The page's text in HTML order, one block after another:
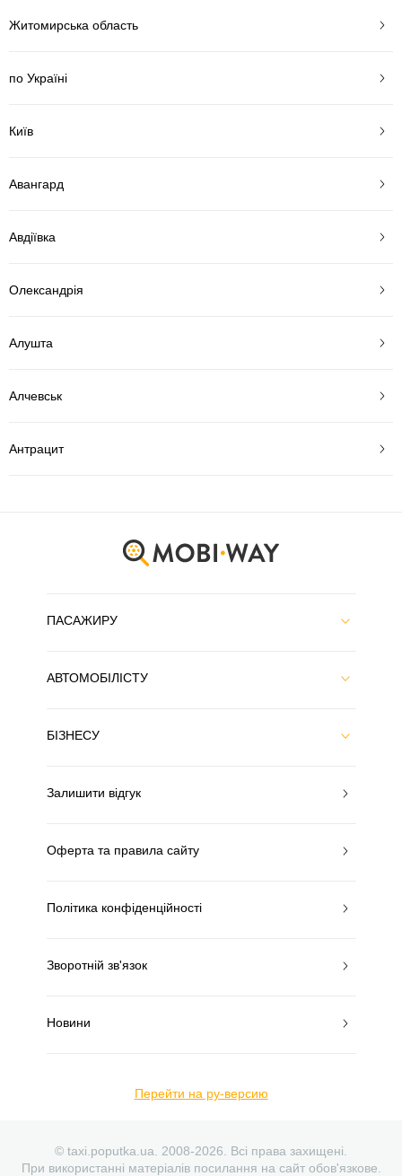
Житомирська область
по Україні
Київ
Авангард
Авдіївка
Олександрія
Алушта
Алчевськ
Антрацит
ПАСАЖИРУ
АВТОМОБІЛІСТУ
БІЗНЕСУ
Залишити відгук
Оферта та правила сайту
Політика конфіденційності
Зворотній зв'язок
Новини
Перейти на ру-версию
© taxi.poputka.ua. 2008-2026. Всі права захищені.
При використанні матеріалів посилання на сайт обов'язкове.